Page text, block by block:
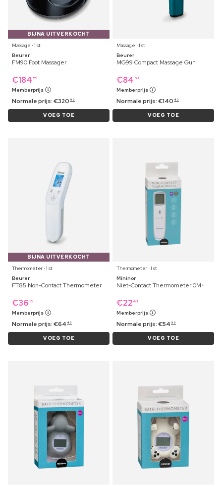
BIJNA UITVERKOCHT
Massage ⋅ 1 st
Beurer
FM90 Foot Massager
€184 59
Memberprijs
Normale prijs:€320 99
VOEG TOE
Massage ⋅ 1 st
Beurer
MG99 Compact Massage Gun
€84 59
Memberprijs
Normale prijs:€140 49
VOEG TOE
BIJNA UITVERKOCHT
Thermometer ⋅ 1 st
Beurer
FT85 Non-Contact Thermometer
€36 29
Memberprijs
Normale prijs:€64 49
VOEG TOE
Thermometer ⋅ 1 st
Mininor
Niet-Contact Thermometer 0M+
€22 49
Memberprijs
Normale prijs:€54 99
VOEG TOE